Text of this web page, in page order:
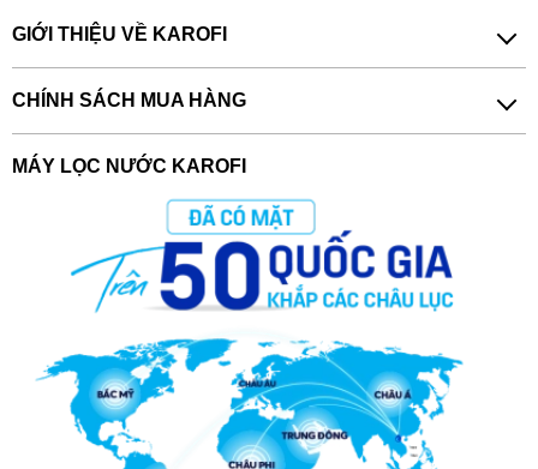
GIỚI THIỆU VỀ KAROFI
CHÍNH SÁCH MUA HÀNG
MÁY LỌC NƯỚC KAROFI